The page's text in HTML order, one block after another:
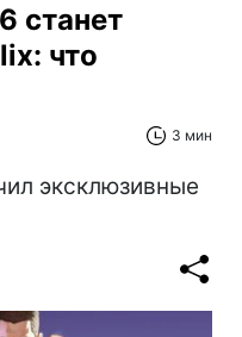
станет
что
3 мин
эксклюзивные